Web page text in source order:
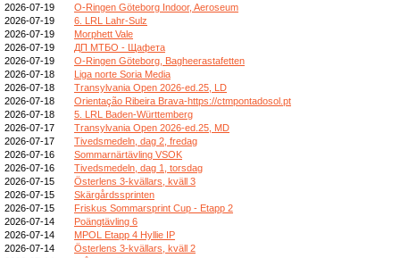
2026-07-19
O-Ringen Göteborg Indoor, Aeroseum
2026-07-19
6. LRL Lahr-Sulz
2026-07-19
Morphett Vale
2026-07-19
ДП МТБО - Щафета
2026-07-19
O-Ringen Göteborg, Bagheerastafetten
2026-07-18
Liga norte Soria Media
2026-07-18
Transylvania Open 2026-ed.25, LD
2026-07-18
Orientação Ribeira Brava-https://ctmpontadosol.pt
2026-07-18
5. LRL Baden-Württemberg
2026-07-17
Transylvania Open 2026-ed.25, MD
2026-07-17
Tivedsmedeln, dag 2, fredag
2026-07-16
Sommarnärtävling VSOK
2026-07-16
Tivedsmedeln, dag 1, torsdag
2026-07-15
Österlens 3-kvällars, kväll 3
2026-07-15
Skärgårdssprinten
2026-07-15
Friskus Sommarsprint Cup - Etapp 2
2026-07-14
Poängtävling 6
2026-07-14
MPOL Etapp 4 Hyllie IP
2026-07-14
Österlens 3-kvällars, kväll 2